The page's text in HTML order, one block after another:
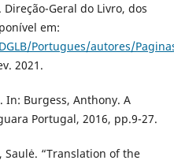
Geral do Livro, dos
em:
Portugues/autores/
2021.
In: Burgess, Anthony. A
Portugal, 2016, pp.9-27.
Saulė. “Translation of the